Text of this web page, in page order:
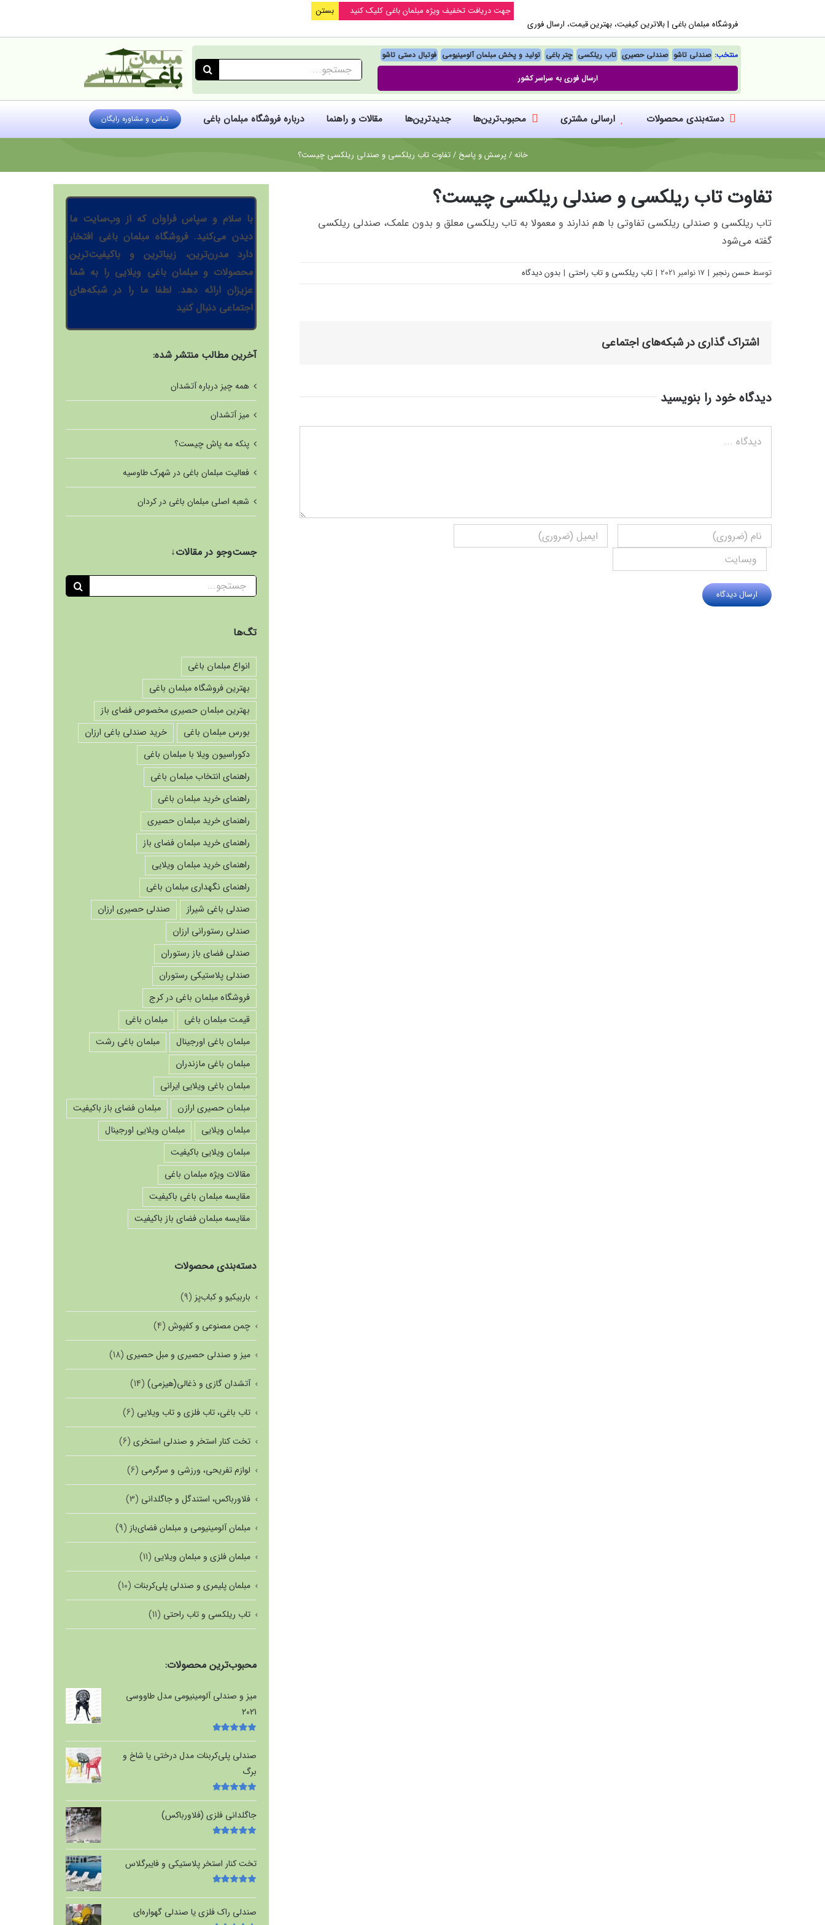
فروشگاه مبلمان باغی |‌ بالاترین کیفیت، بهترین قیمت، ارسال فوری
جهت دریافت تخفیف ویژه مبلمان باغی کلیک کنید بستن
منتخب: صندلی تاشو صندلی حصیری تاب ریلکسی چتر باغی تولید و پخش مبلمان آلومینیومی فوتبال‌ دستی تاشو
ارسال فوری به سراسر کشور
جستجو
برای:
دسته‌بندی محصولات ارسالی مشتری محبوب‌ترین‌ها جدیدترین‌ها مقالات و راهنما درباره فروشگاه مبلمان باغی تماس و مشاوره رایگان
خانه/پرسش و پاسخ /تفاوت تاب ریلکسی و صندلی ریلکسی چیست؟
تفاوت تاب ریلکسی و صندلی ریلکسی چیست؟
تاب ریلکسی و صندلی ریلکسی تفاوتی با هم ندارند و معمولا به تاب ریلکسی معلق و بدون علمک، صندلی ریلکسی
گفته می‌شود
توسطحسن رنجبر | 17 نوامبر 2021 | تاب ریلکسی و تاب راحتی | بدون دیدگاه
اشتراک گذاری در شبکه‌های اجتماعی
دیدگاه خود را بنویسید
دیدگاه
با سلام و سپاس فراوان که از وب‌سایت ما
دیدن می‌کنید. فروشگاه مبلمان باغی افتخار
دارد مدرن‌ترین، زیباترین و باکیفیت‌ترین
محصولات و مبلمان باغی ویلایی را به شما
عزیزان ارائه دهد. لطفا ما را در شبکه‌های
اجتماعی دنبال کنید
آخرین مطالب منتشر شده:
همه چیز درباره آتشدان
میز آتشدان
پنکه مه پاش چیست؟
فعالیت مبلمان باغی در شهرک طاوسیه
شعبه اصلی مبلمان باغی در کردان
جست‌وجو در مقالات↓
جستجو
برای:
تگ‌ها
انواع مبلمان باغی
بهترین فروشگاه مبلمان باغی
بهترین مبلمان حصیری مخصوص فضای باز
بورس مبلمان باغی
خرید صندلی باغی ارزان
دکوراسیون ویلا با مبلمان باغی
راهنمای انتخاب مبلمان باغی
راهنمای خرید مبلمان باغی
راهنمای خرید مبلمان حصیری
راهنمای خرید مبلمان فضای باز
راهنمای خرید مبلمان ویلایی
راهنمای نگهداری مبلمان باغی
صندلی باغی شیراز
صندلی حصیری ارزان
صندلی رستورانی ارزان
صندلی فضای باز رستوران
صندلی پلاستیکی رستوران
فروشگاه مبلمان باغی در کرج
قیمت مبلمان باغی
مبلمان باغی
مبلمان باغی اورجینال
مبلمان باغی رشت
مبلمان باغی مازندران
مبلمان باغی ویلایی ایرانی
مبلمان حصیری ارازن
مبلمان فضای باز باکیفیت
مبلمان ویلایی
مبلمان ویلایی اورجینال
مبلمان ویلایی باکیفیت
مقالات ویژه مبلمان باغی
مقایسه مبلمان باغی باکیفیت
مقایسه مبلمان فضای باز باکیفیت
دسته‌بندی محصولات
باربیکیو و کباب‌پز (9)
چمن مصنوعی و کفپوش (4)
میز و صندلی حصیری و مبل حصیری (18)
آتشدان گازی و ذغالی(هیزمی) (14)
تاب باغی، تاب فلزی و تاب ویلایی (6)
تخت کنار استخر و صندلی استخری (6)
لوازم تفریحی، ورزشی و سرگرمی (6)
فلاورباکس، استندگل و جاگلدانی (3)
مبلمان آلومینیومی و مبلمان فضای‌باز (9)
مبلمان فلزی و مبلمان ویلایی (11)
مبلمان پلیمری و صندلی پلی‌کربنات (10)
تاب ریلکسی و تاب راحتی (11)
محبوب‌ترین محصولات:
میز و صندلی آلومینیومی مدل طاووسی
2021
امتیاز5.00از
صندلی پلی‌کربنات مدل درختی یا شاخ و
برگ
امتیاز5.00از
جاگلدانی فلزی (فلاورباکس)
5
تخت کنار استخر پلاستیکی و فایبرگلاس
5
صندلی راک فلزی یا صندلی گهواره‌ای